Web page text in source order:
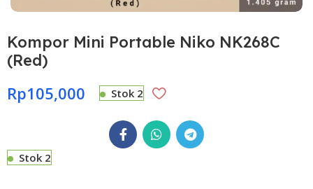
Kompor Mini Portable Niko NK268C
(Red)
Rp105,000 Stok 2
Stok 2